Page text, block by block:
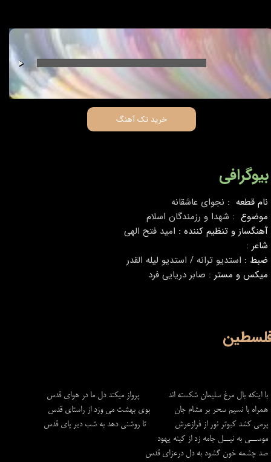
00:00/00:00
بیوگرافی
نام قطعه : نجوای عاشقانه
موضوع : شهدا و رزمندگان اسلام
آهنگساز و تنظیم کننده : امید فتح الهی
شاعر :
ضبط : استدیو ترانه / استدیو لیله القدر
میکس و مستر : صابر دریایی فرد
خرید تک آهنگ
با اينكه بال مرغ سليمان شكسته اند پرواز ميكند دل ما در هواي قدس
همراه با نسيم سحر بر مشام جان بوي بهشت مي وزد از راستاي قدس
پرمي كشد كبوتر نور از فرازعرش تا روشني دهد به شب دير پاي قدس
موســي به نيــل جامه زد از كينه يهود
صد چشمه خون گشود به دل درعزاي قدس